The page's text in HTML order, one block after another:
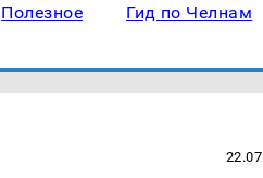
Полезное Гид по Челнам